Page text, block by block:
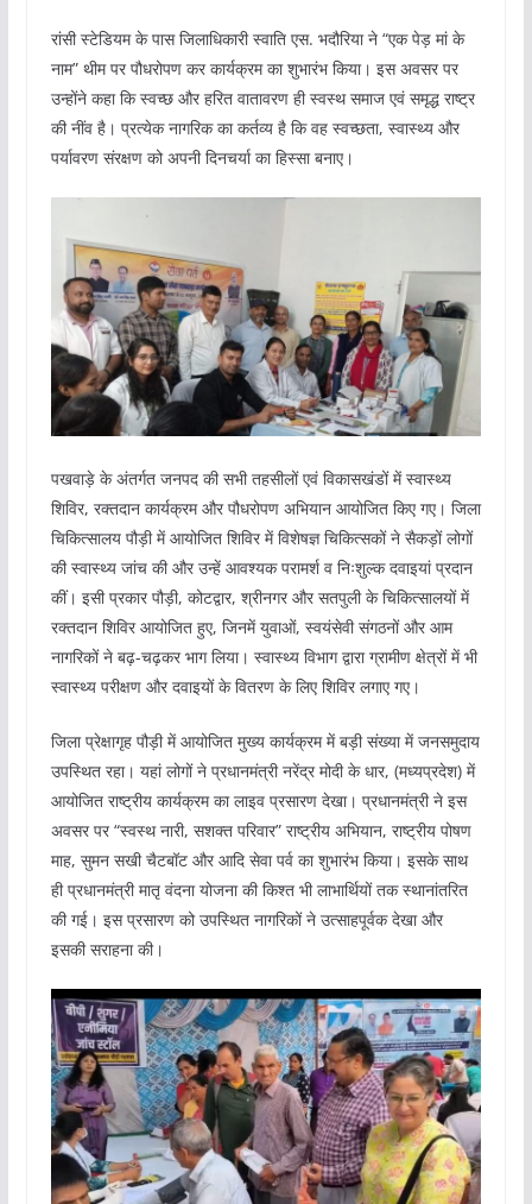
रांसी स्टेडियम के पास जिलाधिकारी स्वाति एस. भदौरिया ने “एक पेड़ मां के
नाम” थीम पर पौधरोपण कर कार्यक्रम का शुभारंभ किया। इस अवसर पर
उन्होंने कहा कि स्वच्छ और हरित वातावरण ही स्वस्थ समाज एवं समृद्ध राष्ट्र
की नींव है। प्रत्येक नागरिक का कर्तव्य है कि वह स्वच्छता, स्वास्थ्य और
पर्यावरण संरक्षण को अपनी दिनचर्या का हिस्सा बनाए।
पखवाड़े के अंतर्गत जनपद की सभी तहसीलों एवं विकासखंडों में स्वास्थ्य
शिविर, रक्तदान कार्यक्रम और पौधरोपण अभियान आयोजित किए गए। जिला
चिकित्सालय पौड़ी में आयोजित शिविर में विशेषज्ञ चिकित्सकों ने सैकड़ों लोगों
की स्वास्थ्य जांच की और उन्हें आवश्यक परामर्श व निःशुल्क दवाइयां प्रदान
कीं। इसी प्रकार पौड़ी, कोटद्वार, श्रीनगर और सतपुली के चिकित्सालयों में
रक्तदान शिविर आयोजित हुए, जिनमें युवाओं, स्वयंसेवी संगठनों और आम
नागरिकों ने बढ़-चढ़कर भाग लिया। स्वास्थ्य विभाग द्वारा ग्रामीण क्षेत्रों में भी
स्वास्थ्य परीक्षण और दवाइयों के वितरण के लिए शिविर लगाए गए।
जिला प्रेक्षागृह पौड़ी में आयोजित मुख्य कार्यक्रम में बड़ी संख्या में जनसमुदाय
उपस्थित रहा। यहां लोगों ने प्रधानमंत्री नरेंद्र मोदी के धार, (मध्यप्रदेश) में
आयोजित राष्ट्रीय कार्यक्रम का लाइव प्रसारण देखा। प्रधानमंत्री ने इस
अवसर पर “स्वस्थ नारी, सशक्त परिवार” राष्ट्रीय अभियान, राष्ट्रीय पोषण
माह, सुमन सखी चैटबॉट और आदि सेवा पर्व का शुभारंभ किया। इसके साथ
ही प्रधानमंत्री मातृ वंदना योजना की किश्त भी लाभार्थियों तक स्थानांतरित
की गई। इस प्रसारण को उपस्थित नागरिकों ने उत्साहपूर्वक देखा और
इसकी सराहना की।